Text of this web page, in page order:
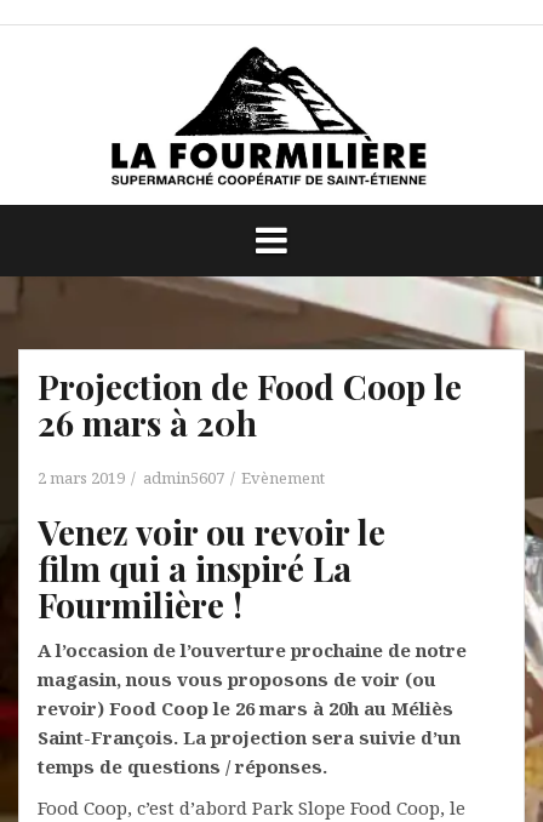
Projection de Food Coop le
26 mars à 20h
2 mars 2019 admin5607 Evènement
Venez voir ou revoir le
film qui a inspiré La
Fourmilière !
A l’occasion de l’ouverture prochaine de notre
magasin, nous vous proposons de voir (ou
revoir) Food Coop le 26 mars à 20h au Méliès
Saint-François. La projection sera suivie d’un
temps de questions / réponses.
Food Coop, c’est d’abord Park Slope Food Coop, le